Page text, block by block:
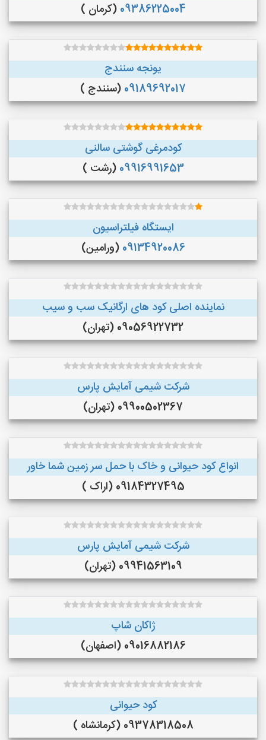
09386225004 (کرمان )
یونجه سنندج
09189692017 (سنندج )
کودمرغی گوشتی سالنی
09916991653 (رشت )
ایستگاه فیلتراسیون
09134920086 (ورامین)
نماینده اصلی کود های ارگانیک سب و سیب
09056922732 (تهران)
شرکت شیمی آمایش پارس
09900502367 (تهران)
انواع کود حیوانی و خاک با حمل سر زمین شما خاور
09184327495 (اراک )
شرکت شیمی آمایش پارس
09941563109 (تهران)
ژاکان شاپ
09016882186 (اصفهان)
کود حیوانی
09378318508 (کرمانشاه )